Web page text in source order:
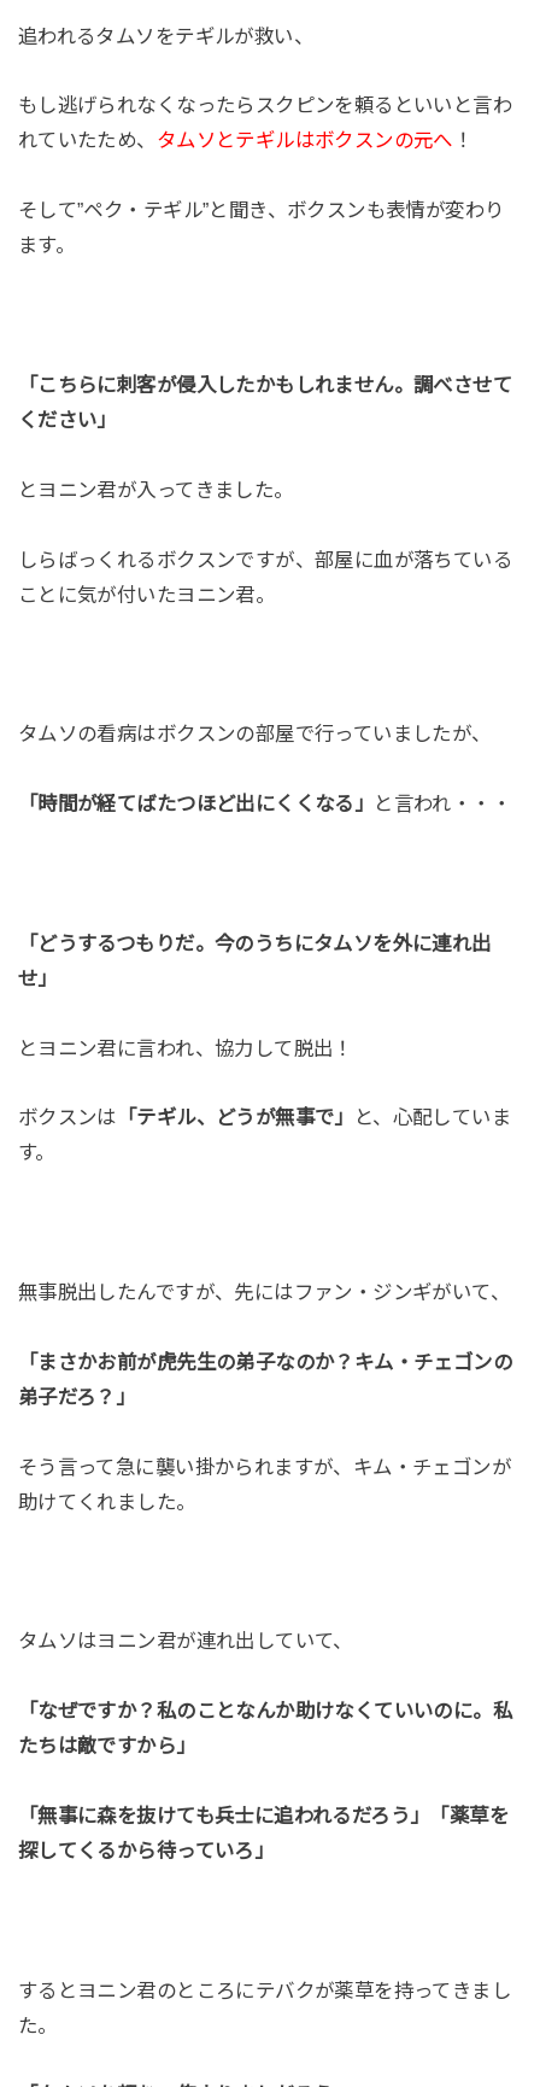
追われるタムソをテギルが救い、
もし逃げられなくなったらスクピンを頼るといいと言わ
れていたため、 タムソとテギルはボクスンの元へ ！
そして”ペク・テギル”と聞き、ボクスンも表情が変わり
ます。
「こちらに刺客が侵入したかもしれません。調べさせて
ください」
とヨニン君が入ってきました。
しらばっくれるボクスンですが、部屋に血が落ちている
ことに気が付いたヨニン君。
タムソの看病はボクスンの部屋で行っていましたが、
「時間が経てばたつほど出にくくなる」 と言われ・・・
「どうするつもりだ。今のうちにタムソを外に連れ出
せ」
とヨニン君に言われ、協力して脱出！
ボクスンは 「テギル、どうが無事で」
と、心配していま
す。
無事脱出したんですが、先にはファン・ジンギがいて、
「まさかお前が虎先生の弟子なのか？キム・チェゴンの
弟子だろ？」
そう言って急に襲い掛かられますが、キム・チェゴンが
助けてくれました。
タムソはヨニン君が連れ出していて、
「なぜですか？私のことなんか助けなくていいのに。私
たちは敵ですから」
「無事に森を抜けても兵士に追われるだろう」「薬草を
探してくるから待っていろ」
するとヨニン君のところにテバクが薬草を持ってきまし
た。